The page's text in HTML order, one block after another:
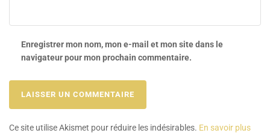
Enregistrer mon nom, mon e-mail et mon site dans le
navigateur pour mon prochain commentaire.
Ce site utilise Akismet pour réduire les indésirables. En savoir plus